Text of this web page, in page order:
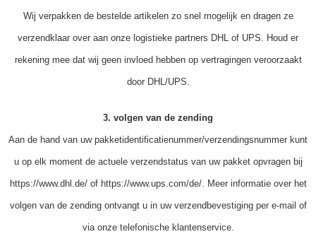
Wij verpakken de bestelde artikelen zo snel mogelijk en dragen ze
verzendklaar over aan onze logistieke partners DHL of UPS. Houd er
rekening mee dat wij geen invloed hebben op vertragingen veroorzaakt
door DHL/UPS.
3. volgen van de zending
Aan de hand van uw pakketidentificatienummer/verzendingsnummer kunt
u op elk moment de actuele verzendstatus van uw pakket opvragen bij
https://www.dhl.de/ of https://www.ups.com/de/. Meer informatie over het
volgen van de zending ontvangt u in uw verzendbevestiging per e-mail of
via onze telefonische klantenservice.